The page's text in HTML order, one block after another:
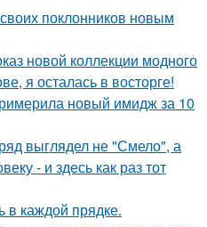
поклонников новым
новой коллекции модного
я осталась в восторге!
новый имидж за 10
выглядел не "Смело", а
- и здесь как раз тот
в каждой прядке.